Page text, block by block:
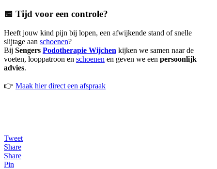
📅 Tijd voor een controle?
Heeft jouw kind pijn bij lopen, een afwijkende stand of snelle
slijtage aan schoenen?
Bij Sengers Podotherapie Wijchen kijken we samen naar de
voeten, looppatroon en schoenen en geven we een persoonlijk
advies.
👉 Maak hier direct een afspraak
Tweet
Share
Share
Pin